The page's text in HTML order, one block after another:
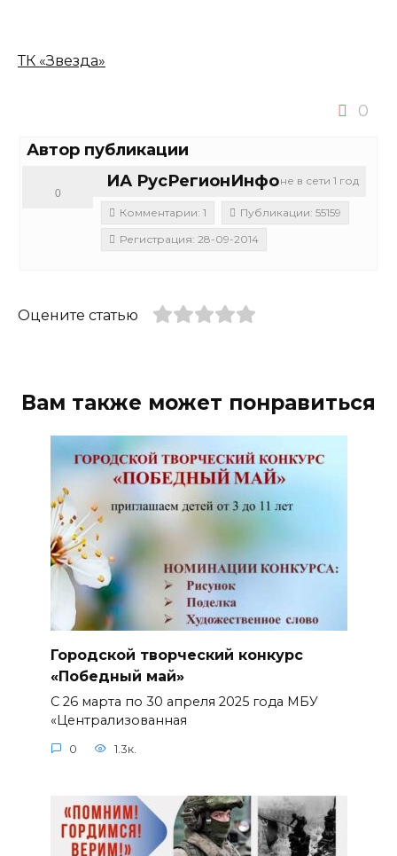
ТК «Звезда»
0
Автор публикации
не в сети 1 год
ИА РусРегионИнфо
0
Комментарии: 1
Публикации: 55159
Регистрация: 28-09-2014
Оцените статью
Вам также может понравиться
Городской творческий конкурс
«Победный май»
С 26 марта по 30 апреля 2025 года МБУ
«Централизованная
0 1.3к.